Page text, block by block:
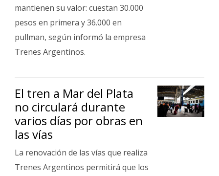
General
La
Ciudad
Arte
Espectáculos
Policiales
Cartelera
Fotos
mantienen su valor: cuestan 30.000
pesos en primera y 36.000 en
pullman, según informó la empresa
Trenes Argentinos.
El tren a Mar del Plata
no circulará durante
varios días por obras en
las vías
La renovación de las vías que realiza
Trenes Argentinos permitirá que los